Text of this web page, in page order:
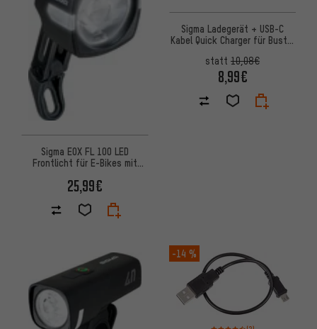
Sigma EOX FL 100 LED
Frontlicht für E-Bikes mit
25,99€
Sigma Ladegerät + USB-C
Kabel Quick Charger für Buster
statt 10,08€
8,99€
-14 %
Bewertungen: 4,5 von 5